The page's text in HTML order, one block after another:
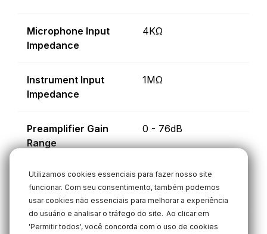
Utilizamos cookies essenciais para fazer nosso site
funcionar. Com seu consentimento, também podemos
usar cookies não essenciais para melhorar a experiência
do usuário e analisar o tráfego do site. Ao clicar em
'Permitir todos', você concorda com o uso de cookies
Microphone Input
Impedance
4KΩ
Instrument Input
Impedance
1MΩ
Preamplifier Gain
Range
0 - 76dB
Equivalent Noise
-131.5dBV (A-
weighted)
Line Output
4dBu